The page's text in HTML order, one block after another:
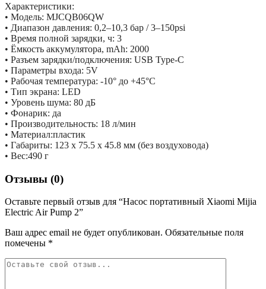
Характеристики:
• Модель: MJCQB06QW
• Диапазон давления: 0,2–10,3 бар / 3–150psi
• Время полной зарядки, ч: 3
• Ёмкость аккумулятора, mAh: 2000
• Разъем зарядки/подключения: USB Type-C
• Параметры входа: 5V
• Рабочая температура: -10° до +45°С
• Тип экрана: LED
• Уровень шума: 80 дБ
• Фонарик: да
• Производительность: 18 л/мин
• Материал:пластик
• Габариты: 123 x 75.5 x 45.8 мм (без воздуховода)
• Вес:490 г
Отзывы (0)
Оставьте первый отзыв для “Насос портативный Xiaomi Mijia
Electric Air Pump 2”
Ваш адрес email не будет опубликован. Обязательные поля
помечены *